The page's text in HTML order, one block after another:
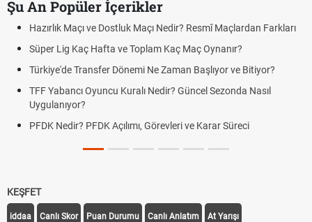
Şu An Popüler İçerikler
Hazırlık Maçı ve Dostluk Maçı Nedir? Resmî Maçlardan Farkları
Süper Lig Kaç Hafta ve Toplam Kaç Maç Oynanır?
Türkiye'de Transfer Dönemi Ne Zaman Başlıyor ve Bitiyor?
TFF Yabancı Oyuncu Kuralı Nedir? Güncel Sezonda Nasıl
Uygulanıyor?
PFDK Nedir? PFDK Açılımı, Görevleri ve Karar Süreci
KEŞFET
iddaa Canlı Skor Puan Durumu Canlı Anlatım At Yarışı